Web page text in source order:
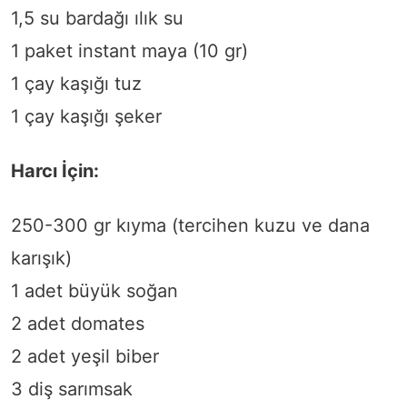
1,5 su bardağı ılık su
1 paket instant maya (10 gr)
1 çay kaşığı tuz
1 çay kaşığı şeker
Harcı İçin:
250-300 gr kıyma (tercihen kuzu ve dana
karışık)
1 adet büyük soğan
2 adet domates
2 adet yeşil biber
3 diş sarımsak